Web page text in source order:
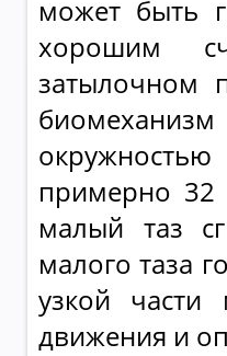
может быть
хорошим
затылочном
биомеханизм
примерно 32
малый таз
малого таза
узкой части
движения и